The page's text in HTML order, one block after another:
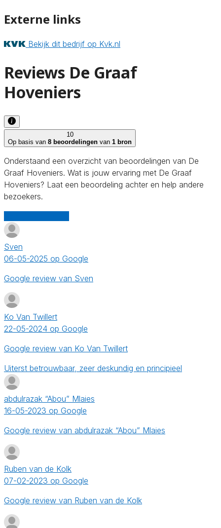
Externe links
Bekijk dit bedrijf op Kvk.nl
Reviews De Graaf
Hoveniers
10
Op basis van 8 beoordelingen van 1 bron
Onderstaand een overzicht van beoordelingen van De
Graaf Hoveniers. Wat is jouw ervaring met De Graaf
Hoveniers? Laat een beoordeling achter en help andere
bezoekers.
Sven
06-05-2025 op Google
Google review van Sven
Ko Van Twillert
22-05-2024 op Google
Google review van Ko Van Twillert
Uiterst betrouwbaar, zeer deskundig en principieel
abdulrazak “Abou” Mlaies
16-05-2023 op Google
Google review van abdulrazak “Abou” Mlaies
Ruben van de Kolk
07-02-2023 op Google
Google review van Ruben van de Kolk